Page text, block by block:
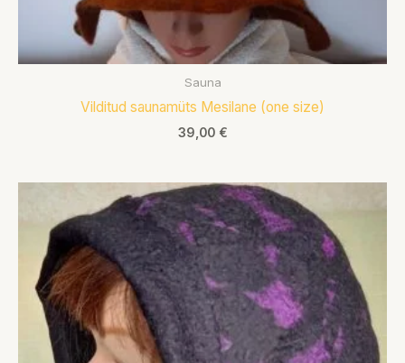
Sauna
Vilditud saunamüts Mesilane (one size)
39,00 €